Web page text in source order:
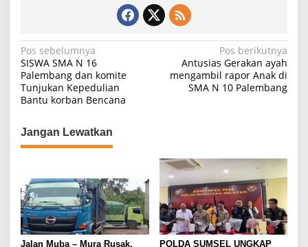
N
a
v
g
a
i
p
o
Pos sebelumnya
SISWA SMA N 16
Palembang dan komite
Tunjukan Kepedulian
Bantu korban Bencana
Pos berikutnya
Antusias Gerakan ayah
mengambil rapor Anak di
SMA N 10 Palembang
Jangan Lewatkan
Jalan Muba – Mura Rusak, POLDA SUMSEL UNGKAP